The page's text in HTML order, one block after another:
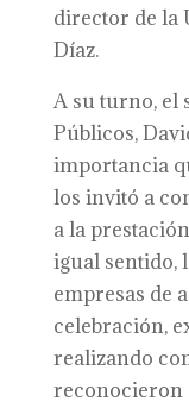
director de la
Díaz.
A su turno, el
Públicos,
importancia
los invitó a
a la
igual sentido,
empresas de
celebración,
realizando
reconocieron